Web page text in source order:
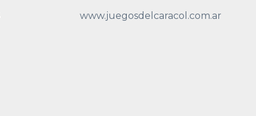
www.juegosdelcaracol.com.ar